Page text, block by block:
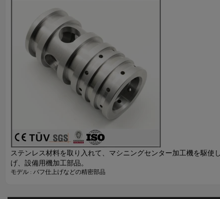
ステンレス材料を取り入れて、マシニングセンター加工機を駆使
げ、設備用機加工部品。
モデル : バフ仕上げなどの精密部品